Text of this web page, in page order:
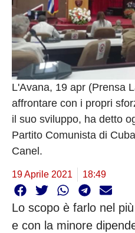
L'Avana, 19 apr (Prensa
affrontare con i propri
il suo sviluppo, ha detto
Partito Comunista di
Canel.
19 Aprile 2021 18:49
Lo scopo è farlo nel
e con la minore